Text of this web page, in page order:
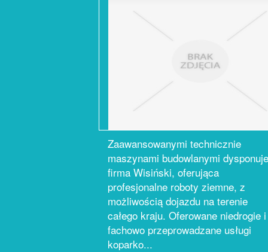
Zaawansowanymi technicznie
maszynami budowlanymi dysponuje
firma Wisiński, oferująca
profesjonalne roboty ziemne, z
możliwością dojazdu na terenie
całego kraju. Oferowane niedrogie i
fachowo przeprowadzane usługi
koparko...